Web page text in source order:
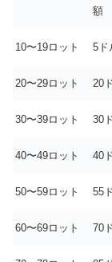
額
10〜19ロット 5ド
20〜29ロット 20
30〜39ロット 30
40〜49ロット 40
50〜59ロット 55
60〜69ロット 70